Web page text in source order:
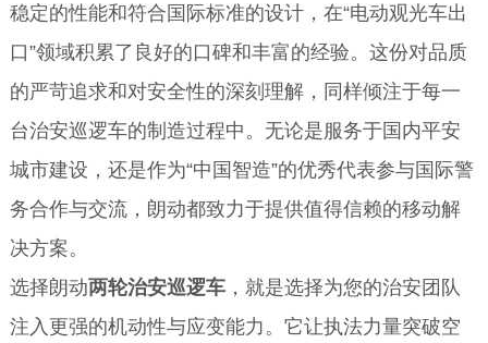
稳定的性能和符合国际标准的设计，在“电动观光车出
口”领域积累了良好的口碑和丰富的经验。这份对品质
的严苛追求和对安全性的深刻理解，同样倾注于每一
台治安巡逻车的制造过程中。无论是服务于国内平安
城市建设，还是作为“中国智造”的优秀代表参与国际警
务合作与交流，朗动都致力于提供值得信赖的移动解
决方案。
选择朗动两轮治安巡逻车，就是选择为您的治安团队
注入更强的机动性与应变能力。它让执法力量突破空